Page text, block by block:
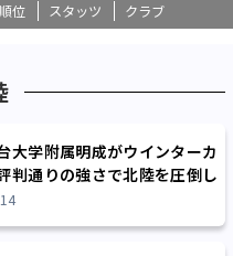
順位 スタッツ クラブ
大学附属明成がウインターカ
判通りの強さで北陸を圧倒し